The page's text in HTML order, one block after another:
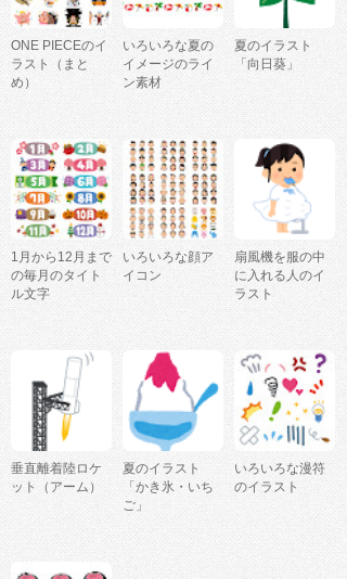
ONE PIECEのイ
ラスト（まと
め）
いろいろな夏の
イメージのライ
ン素材
夏のイラスト
「向日葵」
1月から12月まで
の毎月のタイト
ル文字
いろいろな顔ア
イコン
扇風機を服の中
に入れる人のイ
ラスト
垂直離着陸ロケ
ット（アーム）
夏のイラスト
「かき氷・いち
ご」
いろいろな漫符
のイラスト